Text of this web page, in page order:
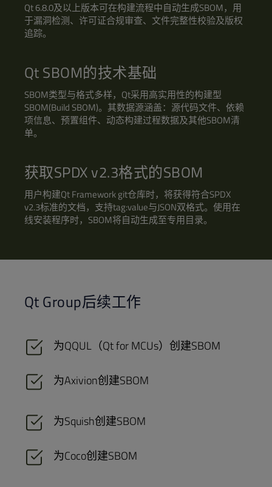
Qt 6.8.0及以上版本可在构建流程中自动生成SBOM，用
于漏洞检测、许可证合规审查、文件完整性校验及版权
追踪。
Qt SBOM的技术基础
SBOM类型与格式多样，Qt采用高实用性的构建型
SBOM(Build SBOM)。其数据源涵盖：源代码文件、依赖
项信息、预置组件、动态构建过程数据及其他SBOM清
单。
获取SPDX v2.3格式的SBOM
用户构建Qt Framework git仓库时，将获得符合SPDX
v2.3标准的文档，支持tag:value与JSON双格式。使用在
线安装程序时，SBOM将自动生成至专用目录。
Qt Group后续工作
为QQUL（Qt for MCUs）创建SBOM
为Axivion创建SBOM
为Squish创建SBOM
为Coco创建SBOM